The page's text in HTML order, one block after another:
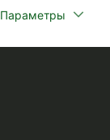
Параметры